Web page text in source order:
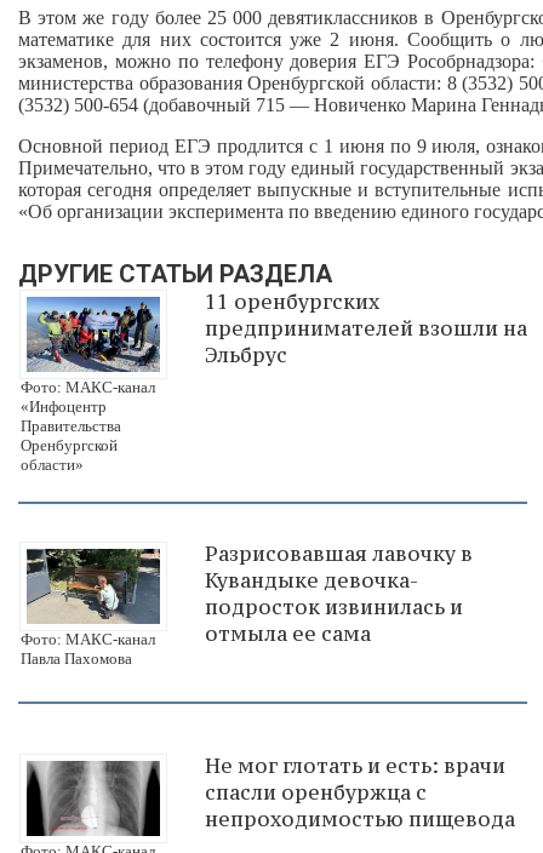
В этом же году более 25 000 девятиклассников в
математике для них состоится уже 2 июня. Сообщить о
экзаменов, можно по телефону доверия ЕГЭ
министерства образования Оренбургской области: 8 (3532)
(3532) 500‑654 (добавочный 715 — Новиченко Марина
Основной период ЕГЭ продлится с 1 июня по 9 июля,
Примечательно, что в этом году единый государственный
которая сегодня определяет выпускные и вступительные
«Об организации эксперимента по введению единого
ДРУГИЕ СТАТЬИ РАЗДЕЛА
Фото: МАКС-канал
«Инфоцентр
Правительства
Оренбургской
области»
11 оренбургских
предпринимателей взошли на
Эльбрус
Фото: МАКС-канал
Павла Пахомова
Разрисовавшая лавочку в
Кувандыке девочка-
подросток извинилась и
отмыла ее сама
Не мог глотать и есть: врачи
спасли оренбуржца с
непроходимостью пищевода